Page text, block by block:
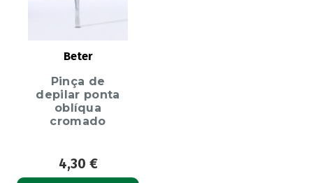
Beter
Pinça de
depilar ponta
oblíqua
cromado
4,30 €